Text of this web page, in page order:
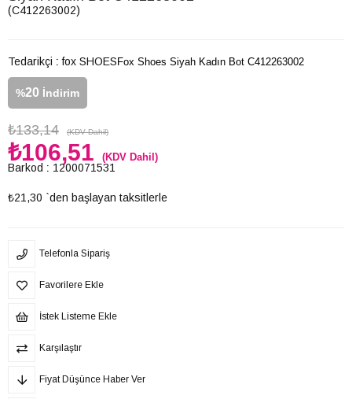
(C412263002)
Tedarikçi : fox SHOES
%20 İndirim
₺133,14 (KDV Dahil)
₺106,51 (KDV Dahil)
Barkod : 1200071531
₺21,30 `den başlayan taksitlerle
Fox Shoes Siyah Kadın Bot C412263002
Telefonla Sipariş
Favorilere Ekle
İstek Listeme Ekle
Karşılaştır
Fiyat Düşünce Haber Ver